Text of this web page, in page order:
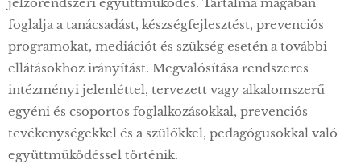
foglalja a tanácsadást, készségfejlesztést, prevenciós
programokat, mediációt és szükség esetén a további
ellátásokhoz irányítást. Megvalósítása rendszeres
intézményi jelenléttel, tervezett vagy alkalomszerű
egyéni és csoportos foglalkozásokkal, prevenciós
tevékenységekkel és a szülőkkel, pedagógusokkal való
együttműködéssel történik.